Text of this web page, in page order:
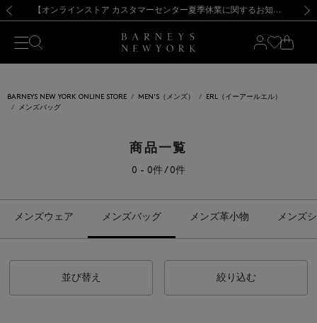
新規登録のお客様も対象！＜MY BARNEYS＞会員のお客様は11,000円（税込）以上のお買上げで常時送料無料！お買い物の際は会員登録を！
【夏季休業に伴う出荷一時停止のお知らせ】(2026.8.7) 【オンラインストア カスタマーセンター夏季休業に関するお知らせ】（2026.8.7）
【夏季休業に伴う返品・交換承り一時停止のお知らせ】（2026.8.5）
熊本県を中心とした地震の影響によるお荷物のお届けについて
【開催中】SUMMER SALEのご案内・ご注意事項 新規登録のお客様も対象！＜MY BARNEYS＞会員のお客様は11,000円（税込）以上のお買上げで常時送料無料！お買い物の際は会員登録を！
【夏季休業に伴う出荷一時停止のお知らせ】(2026.8.7)
BARNEYS NEW YORK ONLINE STORE MEN'S（メンズ）
ERL（イーアールエル）
メンズバッグ
商品一覧
0 - 0件 / 0件
メンズウェア メンズバッグ メンズ革小物 メンズ
並び替え 絞り込む